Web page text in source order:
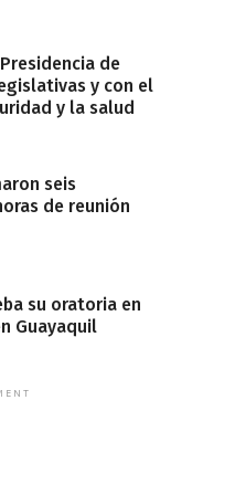
de
y con el
y la salud
seis
de reunión
su oratoria en
Guayaquil